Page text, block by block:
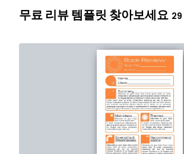
무료 리뷰 템플릿 찾아보세요 29